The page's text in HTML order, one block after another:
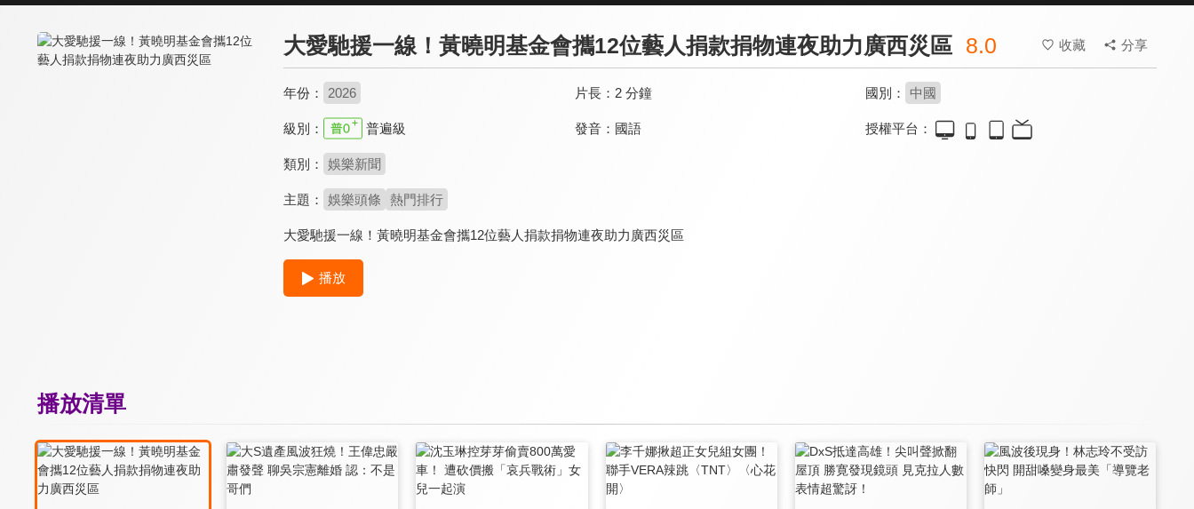
大愛馳援一線！黃曉明基金會攜12位藝人捐款捐物連夜助力廣西災區 8.0 收藏 分享
年份： 2026 片長： 2 分鐘 國別： 中國
級別： 普遍級 發音： 國語 授權平台：
類別： 娛樂新聞
主題： 娛樂頭條 熱門排行
大愛馳援一線！黃曉明基金會攜12位藝人捐款捐物連夜助力廣西災區
播放
播放清單